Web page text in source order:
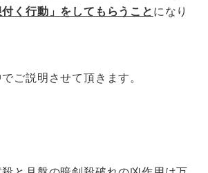
く行動」をしてもらうこと になり
ご説明させて頂きます。